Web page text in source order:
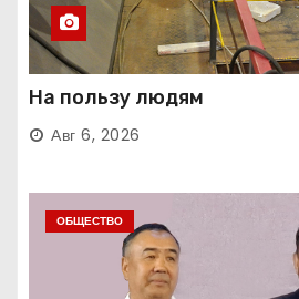
На пользу людям
Авг 6, 2026
ОБЩЕСТВО